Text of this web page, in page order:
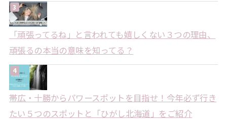
「頑張ってるね」と言われても嬉しくない３つの理由、
頑張るの本当の意味を知ってる？
帯広・十勝からパワースポットを目指せ！今年必ず行き
たい５つのスポットと「ひがし北海道」をご紹介